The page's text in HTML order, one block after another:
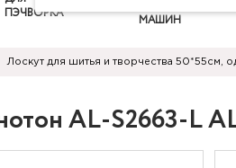
ПЭЧВОРКА
МАШИН
Лоскут для шитья и творчества 50*55см,
AL-S2663-L